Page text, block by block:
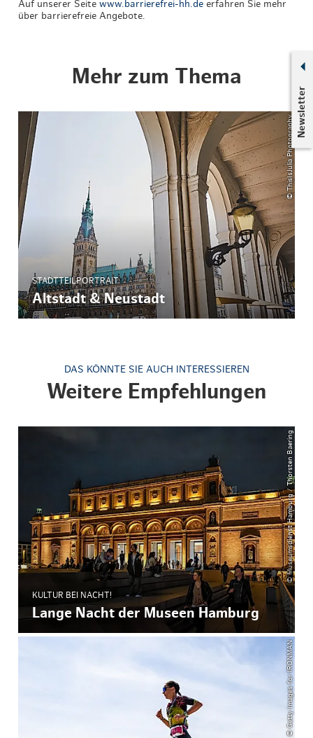
Newsletter
Auf unserer Seitewww.barrierefrei-hh.de erfahren Sie mehr
über barrierefreie Angebote.
Mehr zum Thema
© ThisIsJulia Photography
STADTTEILPORTRAIT
Altstadt & Neustadt
DAS KÖNNTE SIE AUCH INTERESSIEREN
Weitere Empfehlungen
© Museumsdienst Hamburg / Thorsten Baering
KULTUR BEI NACHT!
Lange Nacht der Museen Hamburg
© Getty Images for IRONMAN